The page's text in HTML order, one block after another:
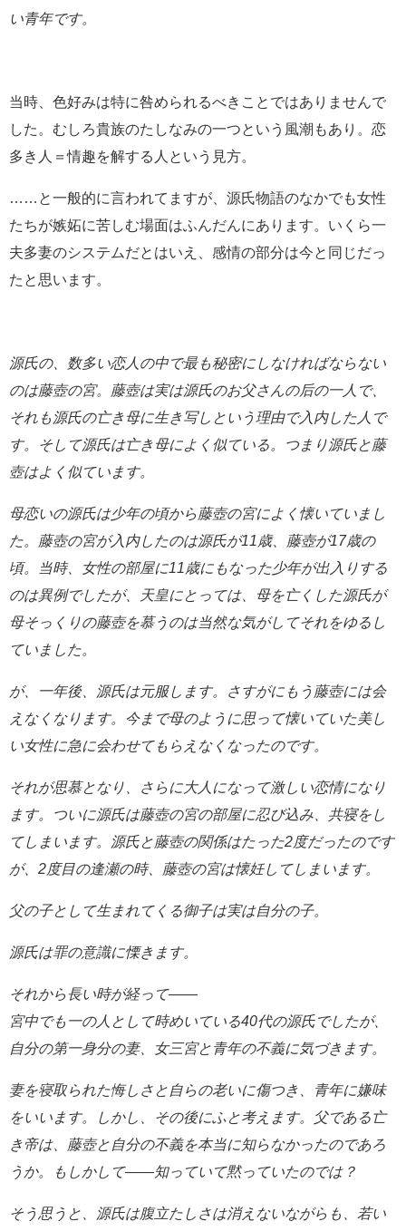
い青年です。
当時、色好みは特に咎められるべきことではありませんで
した。むしろ貴族のたしなみの一つという風潮もあり。恋
多き人＝情趣を解する人という見方。
……と一般的に言われてますが、源氏物語のなかでも女性
たちが嫉妬に苦しむ場面はふんだんにあります。いくら一
夫多妻のシステムだとはいえ、感情の部分は今と同じだっ
たと思います。
源氏の、数多い恋人の中で最も秘密にしなければならない
のは藤壺の宮。 藤壺は実は源氏のお父さんの后の一人で、
それも源氏の亡き母に生き写しという理由で入内した人で
す。
そして源氏は亡き母によく似ている。つまり源氏と藤
壺はよく似ています。
母恋いの源氏は少年の頃から藤壺の宮によく懐いていまし
た。 藤壺の宮が入内したのは源氏が11歳、藤壺が17歳の
頃。
当時、女性の部屋に11歳にもなった少年が出入りする
のは異例でしたが、
天皇にとっては、母を亡くした源氏が
母そっくりの藤壺を慕うのは当然な気がしてそれをゆるし
ていました。
が、一年後、源氏は元服します。さすがにもう藤壺には会
えなくなります。
今まで母のように思って懐いていた美し
い女性に急に会わせてもらえなくなったのです。
それが思慕となり、さらに大人になって激しい恋情になり
ます。
ついに源氏は藤壺の宮の部屋に忍び込み、共寝をし
てしまいます。
源氏と藤壺の関係はたった2度だったのです
が、2度目の逢瀬の時、 藤壺の宮は懐妊してしまいます。
父の子として生まれてくる御子は実は自分の子。
源氏は罪の意識に慄きます。
それから長い時が経って――
宮中でも一の人として時めいている40代の源氏でしたが、
自分の第一身分の妻、女三宮と青年の不義に気づきます。
妻を寝取られた悔しさと自らの老いに傷つき、青年に嫌味
をいいます。
しかし、その後にふと考えます。
父である亡
き帝は、藤壺と自分の不義を本当に知らなかったのであろ
うか。
もしかして――知っていて黙っていたのでは？
そう思うと、源氏は腹立たしさは消えないながらも、若い